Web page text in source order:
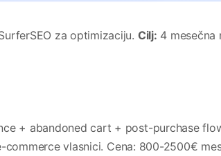
za optimizaciju. Cilj: 4 mesečna
+ abandoned cart + post-purchase
commerce vlasnici. Cena: 800-2500€